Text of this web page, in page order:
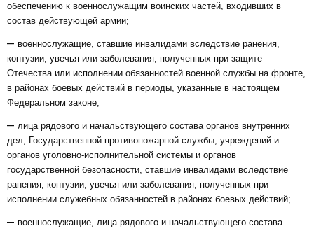
обеспечению к военнослужащим воинских частей, входивших в
состав действующей армии;
– военнослужащие, ставшие инвалидами вследствие ранения,
контузии, увечья или заболевания, полученных при защите
Отечества или исполнении обязанностей военной службы на фронте,
в районах боевых действий в периоды, указанные в настоящем
Федеральном законе;
– лица рядового и начальствующего состава органов внутренних
дел, Государственной противопожарной службы, учреждений и
органов уголовно-исполнительной системы и органов
государственной безопасности, ставшие инвалидами вследствие
ранения, контузии, увечья или заболевания, полученных при
исполнении служебных обязанностей в районах боевых действий;
– военнослужащие, лица рядового и начальствующего состава